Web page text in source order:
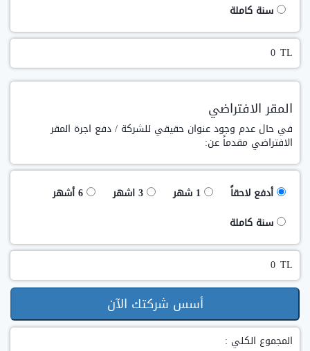
سنة كاملة
TL
المقر الافتراضي
في حال عدم وجود عنوان حقيقي للشركة / دفع اجرة المقر
الافتراضي مقدماً عن:
أدفع لاحقاً 1 شهر 3 اشهر
6 أشهر
سنة كاملة
TL
أسس شركتك الآن
المجموع الكلي :